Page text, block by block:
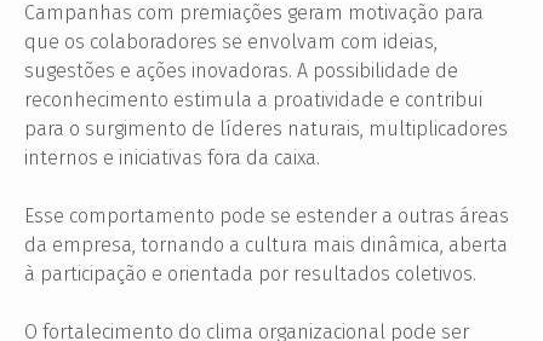
Campanhas com premiações geram motivação para
que os colaboradores se envolvam com ideias,
sugestões e ações inovadoras. A possibilidade de
reconhecimento estimula a proatividade e contribui
para o surgimento de líderes naturais, multiplicadores
internos e iniciativas fora da caixa.
Esse comportamento pode se estender a outras áreas
da empresa, tornando a cultura mais dinâmica, aberta
à participação e orientada por resultados coletivos.
O fortalecimento do clima organizacional pode ser